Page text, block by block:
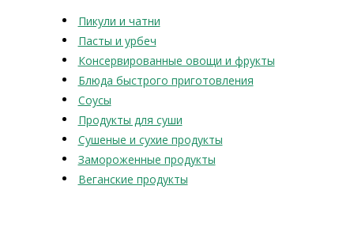
Пикули и чатни
Пасты и урбеч
Консервированные овощи и фрукты
Блюда быстрого приготовления
Соусы
Продукты для суши
Сушеные и сухие продукты
Замороженные продукты
Веганские продукты